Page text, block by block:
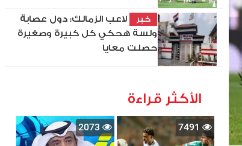
خبر
لاعب الزمالك: دول عصابة
ولسة هحكي كل كبيرة وصغيرة
حصلت معايا
الأكثر قراءة
7491
2073